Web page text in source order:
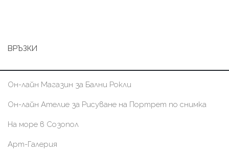
ВРЪЗКИ
Он-лайн Магазин за Бални Рокли
Он-лайн Ателие за Рисуване на Портрет по снимка
На море в Созопол
Арт-Галерия